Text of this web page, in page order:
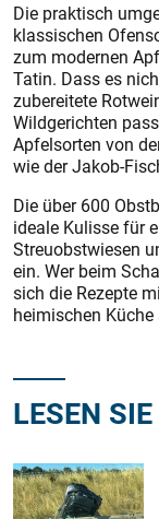
Die praktisch
klassischen
zum modernen
Tatin. Dass es
zubereitete
Wildgerichten
Apfelsorten von
wie der Jakob-
Die über 600
ideale Kulisse für
Streuobstwiesen
ein. Wer beim
sich die Rezepte
heimischen
LESEN